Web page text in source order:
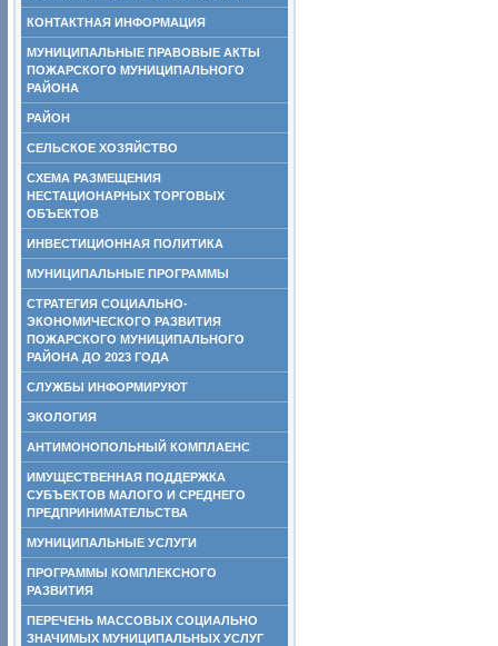
КОНТАКТНАЯ ИНФОРМАЦИЯ
МУНИЦИПАЛЬНЫЕ ПРАВОВЫЕ АКТЫ
ПОЖАРСКОГО МУНИЦИПАЛЬНОГО
РАЙОНА
РАЙОН
СЕЛЬСКОЕ ХОЗЯЙСТВО
СХЕМА РАЗМЕЩЕНИЯ
НЕСТАЦИОНАРНЫХ ТОРГОВЫХ
ОБЪЕКТОВ
ИНВЕСТИЦИОННАЯ ПОЛИТИКА
МУНИЦИПАЛЬНЫЕ ПРОГРАММЫ
СТРАТЕГИЯ СОЦИАЛЬНО-
ЭКОНОМИЧЕСКОГО РАЗВИТИЯ
ПОЖАРСКОГО МУНИЦИПАЛЬНОГО
РАЙОНА ДО 2023 ГОДА
СЛУЖБЫ ИНФОРМИРУЮТ
ЭКОЛОГИЯ
АНТИМОНОПОЛЬНЫЙ КОМПЛАЕНС
ИМУЩЕСТВЕННАЯ ПОДДЕРЖКА
СУБЪЕКТОВ МАЛОГО И СРЕДНЕГО
ПРЕДПРИНИМАТЕЛЬСТВА
МУНИЦИПАЛЬНЫЕ УСЛУГИ
ПРОГРАММЫ КОМПЛЕКСНОГО
РАЗВИТИЯ
ПЕРЕЧЕНЬ МАССОВЫХ СОЦИАЛЬНО
ЗНАЧИМЫХ МУНИЦИПАЛЬНЫХ УСЛУГ